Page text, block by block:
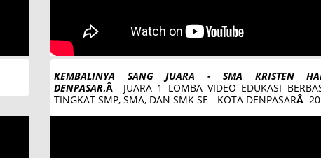
KEMBALINYA SANG JUARA - SMA KRISTEN
DENPASAR,Â JUARA 1 LOMBA VIDEO EDUKASI
TINGKAT SMP, SMA, DAN SMK SE - KOTA DENPASARÂ